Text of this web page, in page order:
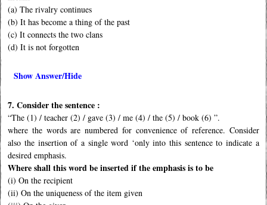
(a) The rivalry continues
(b) It has become a thing of the past
(c) It connects the two clans
(d) It is not forgotten
Show Answer/Hide
7. Consider the sentence :
“The (1) / teacher (2) / gave (3) / me (4) / the (5) / book (6) ”.
where the words are numbered for convenience of reference. Consider
also the insertion of a single word ‘only into this sentence to indicate a
desired emphasis.
Where shall this word be inserted if the emphasis is to be
(i) On the recipient
(ii) On the uniqueness of the item given